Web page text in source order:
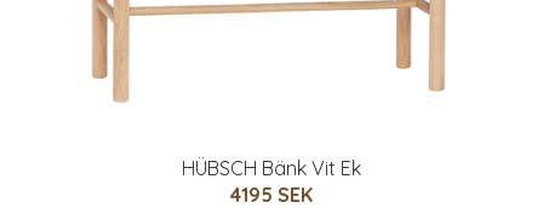
HÜBSCH Bänk Vit Ek
4195 SEK